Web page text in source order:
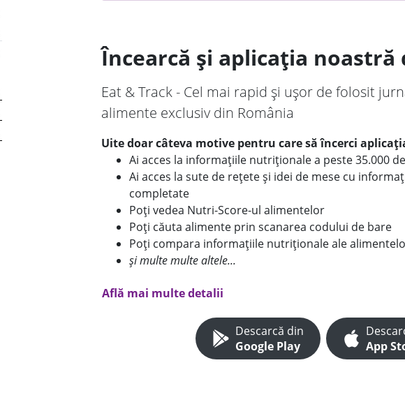
Încearcă și aplicația noastră
Eat & Track - Cel mai rapid și ușor de folosit
alimente exclusiv din România
Uite doar câteva motive pentru care să încerci
Ai acces la informațiile nutriționale a peste 35.000
Ai acces la sute de rețete și idei de mese cu
completate
Poți vedea Nutri-Score-ul alimentelor
Poți căuta alimente prin scanarea codului de bare
Poți compara informațiile nutriționale ale
și multe multe altele...
Află mai multe detalii
Descarcă din
Google Play
App